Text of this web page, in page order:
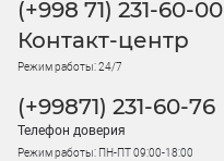
(+998 71) 231-60-00
Контакт-центр
Режим работы: 24/7
(+99871) 231-60-76
Телефон доверия
Режим работы: ПН-ПТ 09:00-18:00